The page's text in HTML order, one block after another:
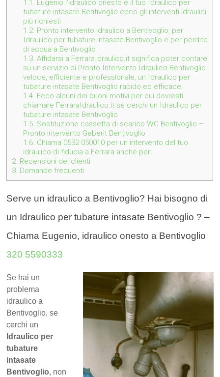
1.1. Eugenio l’idraulico onesto è il tuo Idraulico per
tubature intasate Bentivoglio ecco gli interventi idraulici
più richiesti
1.2. Pronto intervento idraulico a Bentivoglio: per
Idraulico per tubature intasate Bentivoglio e per perdite
di acqua a Bentivoglio
1.3. Affidarsi a FerraraIdraulico.it significa poter contare
su un servizio di Pronto Intervento Idraulico Bentivoglio
veloce, efficiente e professionale, un Idraulico per
tubature intasate Bentivoglio rapido ed efficace.
1.4. Ecco alcuni dei buoni motivi per cui dovresti
chiamare FerraraIdraulico.it se cerchi un Idraulico per
tubature intasate Bentivoglio
1.5. Sostituzione cassetta di scarico WC Bentivoglio –
Pronto intervento Geberit Bentivoglio
1.6. Chiama 0532 050010 per un intervento del tuo
idraulico di fiducia a Ferrara anche per:
2. Recensioni dei clienti
3. Domande frequenti
Serve un idraulico a Bentivoglio? Hai bisogno di
un Idraulico per tubature intasate Bentivoglio ? –
Chiama Eugenio, idraulico onesto a Bentivoglio
320 5590333
Se hai un
problema
idraulico a
Bentivoglio, se
cerchi un
Idraulico per
tubature
intasate
Bentivoglio, non